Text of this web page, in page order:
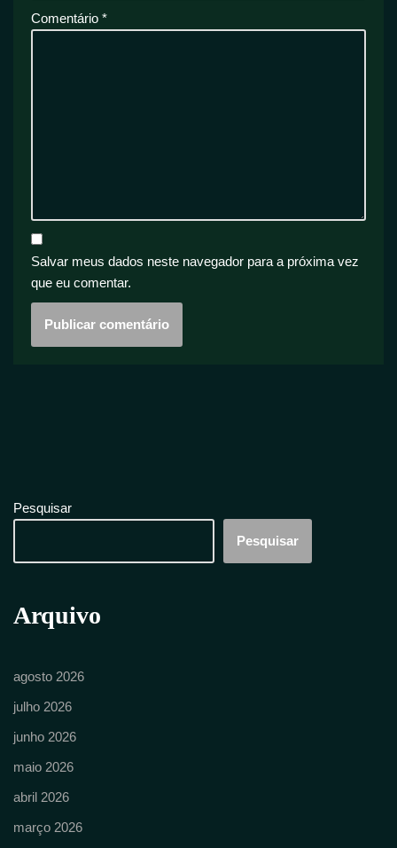
Comentário *
Salvar meus dados neste navegador para a próxima vez
que eu comentar.
Pesquisar
Pesquisar
Arquivo
agosto 2026
julho 2026
junho 2026
maio 2026
abril 2026
março 2026